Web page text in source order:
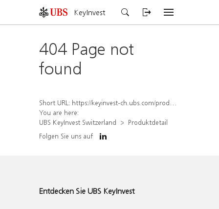
KeyInvest
404 Page not
found
Short URL: https://keyinvest-ch.ubs.com/produkt/detail/index/isin/CH1572315161
You are here:
UBS KeyInvest Switzerland
Produktdetail
Folgen Sie uns auf
Entdecken Sie UBS KeyInvest